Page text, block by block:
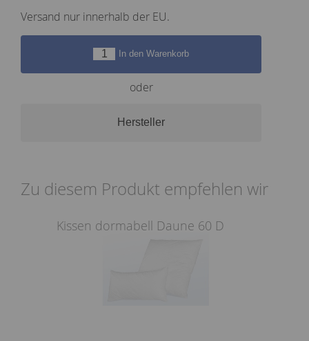
Versand nur innerhalb der EU.
In den Warenkorb
oder
Hersteller
Zu diesem Produkt empfehlen wir
Kissen dormabell Daune 60 D